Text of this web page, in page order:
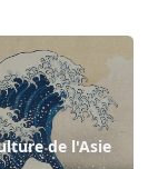
de l'Asie